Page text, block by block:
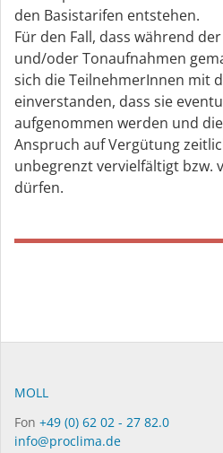
den Basistarifen entstehen.
Für den Fall, dass während
und/oder Tonaufnahmen
sich die TeilnehmerInnen mit
einverstanden, dass sie
aufgenommen werden und
Anspruch auf Vergütung
unbegrenzt vervielfältigt bzw.
dürfen.
MOLL
Fon +49 (0) 62 02 - 27 82.0
info@proclima.de